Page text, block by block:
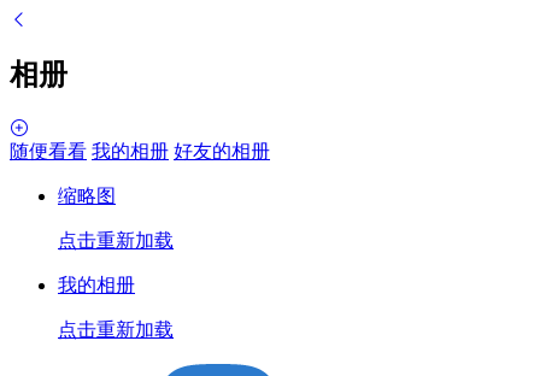
相册
随便看看 我的相册 好友的相册
缩略图
点击重新加载
我的相册
点击重新加载